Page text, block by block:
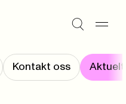
Kontakt oss Aktuelt